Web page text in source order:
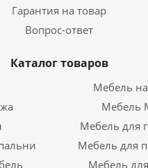
Гарантия на товар
Вопрос-ответ
Каталог товаров
Мебель на
Мебель
Мебель для
Мебель для
Мебель